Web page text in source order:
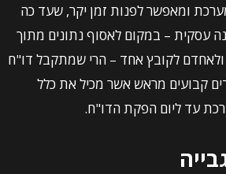
ומאפשר לפנות זמן יקר, שעד כה
עסקית – במקום לאסוף נתונים מתוך
לקובץ אחד – הרי שמתקבל דו"ח
קבועים מראש אשר מכיל את כלל
עד ליום הפקת הדו"ח.